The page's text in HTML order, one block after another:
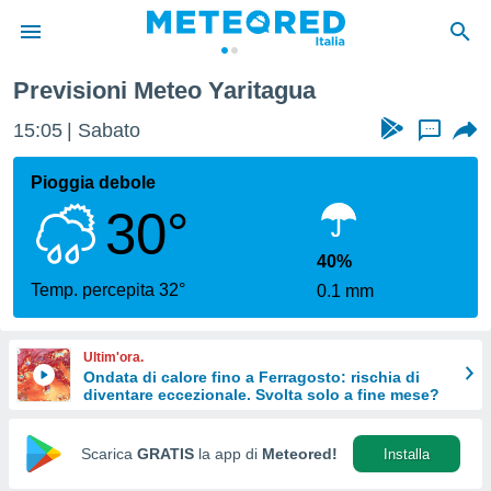
di
per
le
di
Web
Previsioni Meteo Yaritagua
15:05 Sabato ...
Pioggia debole
30°
Temp. percepita 32°
40%
0.1 mm
Ultim'ora.
Ondata di calore fino a Ferragosto: rischia di
diventare eccezionale. Svolta solo a fine mese?
Scarica GRATIS la app di Meteored! Installa